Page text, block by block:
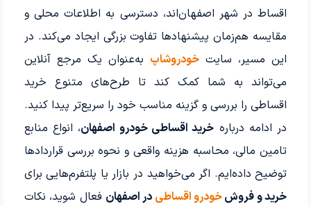
اقساط در شهر اصفهان‌اند، دسترسی به اطلاعات محلی و
مقایسه هم‌زمان پیشنهادها تفاوت بزرگی ایجاد می‌کند. در
این مسیر، سایت خودروشاپ به‌عنوان یک مرجع آنلاین
می‌تواند به شما کمک کند تا طرح‌های متنوع خرید
اقساطی را بررسی و گزینه مناسب خود را سریع‌تر پیدا کنید.
در ادامه درباره خرید اقساطی خودرو اصفهان، انواع منابع
تامین مالی، محاسبه هزینه واقعی و نحوه بررسی قراردادها
توضیح داده‌ایم. اگر می‌خواهید در بازار یا پلتفرم‌هایی برای
خرید و فروشخودرو اقساطی در اصفهان فعال شوید، نکات